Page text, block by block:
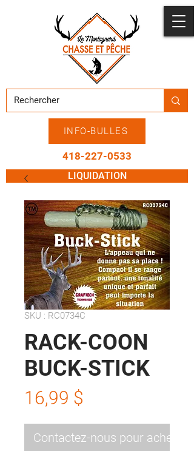
INFO-BULLES
418-227-0533
LIQUIDATION
SKU : RC0734C
RACK-COON
BUCK-STICK
16,99 $
Contactez-nous pour acheter